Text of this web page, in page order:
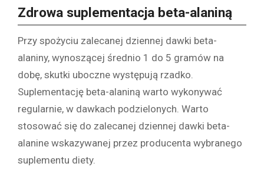
Zdrowa suplementacja beta-alaniną
Przy spożyciu zalecanej dziennej dawki beta-
alaniny, wynoszącej średnio 1 do 5 gramów na
dobę, skutki uboczne występują rzadko.
Suplementację beta-alaniną warto wykonywać
regularnie, w dawkach podzielonych. Warto
stosować się do zalecanej dziennej dawki beta-
alanine wskazywanej przez producenta wybranego
suplementu diety.